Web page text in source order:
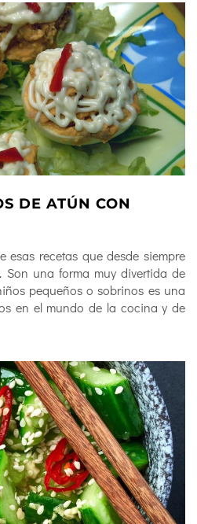
DE ATÚN CON
esas recetas que desde siempre
Son una forma muy divertida de
pequeños o sobrinos es una
en el mundo de la cocina y de